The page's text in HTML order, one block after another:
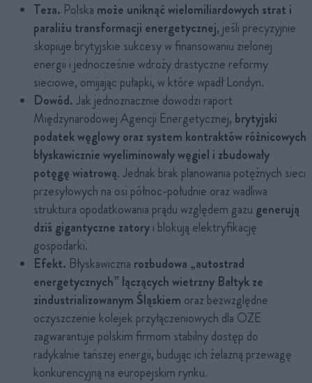
Teza. Polska może uniknąć wielomiliardowych strat i
paraliżu transformacji energetycznej, jeśli precyzyjnie
skopiuje brytyjskie sukcesy w finansowaniu zielonej
energii i jednocześnie wdroży drastyczne reformy
sieciowe, omijając pułapki, w które wpadł Londyn.
Dowód.Jak jednoznacznie dowodzi raport
Międzynarodowej Agencji Energetycznej, brytyjski
podatek węglowy oraz system kontraktów różnicowych
błyskawicznie wyeliminowały węgiel i zbudowały
potęgę wiatrową. Jednak brak planowania potężnych sieci
przesyłowych na osi północ-południe oraz wadliwa
struktura opodatkowania prądu względem gazu generują
dziś gigantyczne zatoryi blokują elektryfikację
gospodarki.
Efekt. Błyskawiczna rozbudowa „autostrad
energetycznych” łączących wietrzny Bałtyk ze
zindustrializowanym Śląskiem oraz bezwzględne
oczyszczenie kolejek przyłączeniowych dla OZE
zagwarantuje polskim firmom stabilny dostęp do
radykalnie tańszej energii, budując ich żelazną przewagę
konkurencyjną na europejskim rynku.